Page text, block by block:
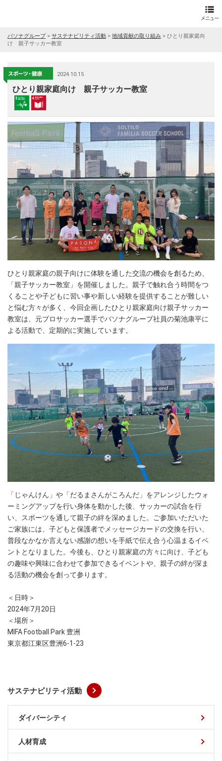
パソナグループ> サステナビリティ活動 > 地域貢献の取り組み > ひとり親家庭向
け 親子サッカー教室
2024.10.15
ひとり親家庭向け 親子サッカー教室
ひとり親家庭の親子向けに体験を通した交流の機会を創るため、
「親子サッカー教室」を開催しました。親子で触れ合う時間をつ
くることや子どもに習い事や新しい経験を提供することが難しい
と悩む方々が多く、今回企画したひとり親家庭向け親子サッカー
教室は、元プロサッカー選手でパソナグループ社員の菊池康平に
よる活動で、定期的に実施しています。
「じゃんけん」や「だるまさんがころんだ」をアレンジしたウォ
ーミングアップを行い身体を動かした後、サッカーの試合を行
い、スポーツを通して親子の絆を深めました。ご参加いただいた
ご家族には、子どもと保護者でメッセージカードの交換を行い、
普段なかなか言えない感謝の想いを手紙で伝え合う心温まるイベ
ントとなりました。今後も、ひとり親家庭の方々に向け、子ども
の趣味や興味に合わせて参加できるイベントや、親子の絆が深ま
る活動の機会を創って参ります。
＜日時＞
2024年7月20日
＜場所＞
MIFA Football Park 豊洲
東京都江東区豊洲6-1-23
サステナビリティ活動
ダイバーシティ
人材育成